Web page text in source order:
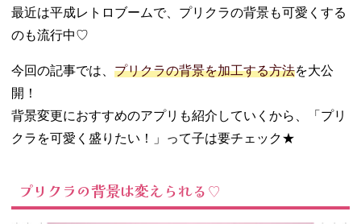
02. プリクラの背
景を変えられる
選
アイビスペ
イント）
−
最近は平成レトロブームで、プリクラの背景も可愛くする
のも流行中♡
今回の記事では、 プリクラの背景を加工する方法を大公
開！
背景変更におすすめのアプリも紹介していくから、「プリ
クラを可愛く盛りたい！」って子は要チェック★
プリクラの背景は変えられる♡